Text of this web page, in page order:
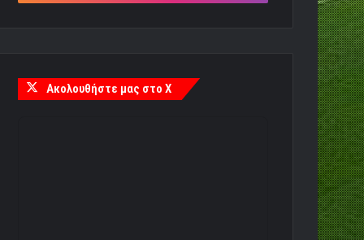
Ακολουθήστε μας στο X